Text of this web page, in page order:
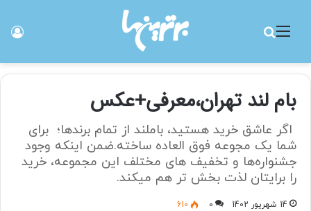
منو
بام لند تهران،معرفی+عکس
اگر عاشق خرید هستید، باملند از تمام برندها؛ برای
شما یک مجوعه فوق العاده ساخته.ضمن اینکه وجود
جشنواره‌ها و تخفیف های مختلف این مجموعه، خرید
را برایتان لذت بخش تر هم میکند.
14 شهریور 1402 0
610